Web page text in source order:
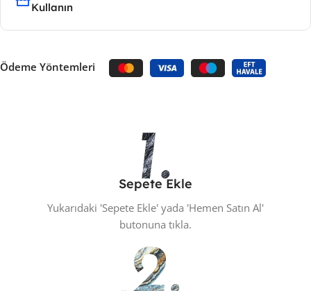
Kullanın
Ödeme Yöntemleri
Sepete Ekle
Yukarıdaki 'Sepete Ekle' yada 'Hemen Satın Al'
butonuna tıkla.